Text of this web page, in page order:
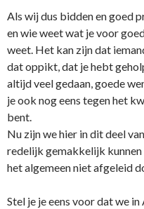
Als wij dus bidden en goed
en wie weet wat je voor
weet. Het kan zijn dat
dat oppikt, dat je hebt
altijd veel gedaan, goede
je ook nog eens tegen het
bent.
Nu zijn we hier in dit deel
redelijk gemakkelijk
het algemeen niet afgeleid
Stel je je eens voor dat we